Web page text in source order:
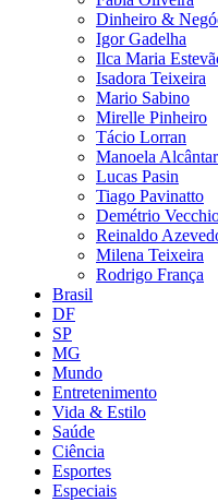
Dinheiro &
Igor Gadelha
Ilca Maria
Isadora Teixeira
Mario Sabino
Mirelle Pinheiro
Tácio Lorran
Manoela
Lucas Pasin
Tiago Pavinatto
Demétrio
Reinaldo
Milena Teixeira
Rodrigo França
Brasil
DF
SP
MG
Mundo
Entretenimento
Vida & Estilo
Saúde
Ciência
Esportes
Especiais